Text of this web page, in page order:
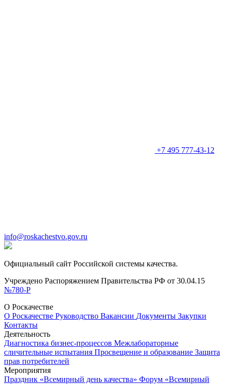
+7 495 777-43-12
info@roskachestvo.gov.ru
Официальный сайт Российской системы качества.
Учреждено Распоряжением Правительства РФ от 30.04.15
№780-Р
О Роскачестве
О Роскачестве Руководство Вакансии Документы Закупки
Контакты
Деятельность
Диагностика бизнес-процессов Межлабораторные
сличительные испытания Просвещение и образование Защита
прав потребителей
Мероприятия
Праздник «Всемирный день качества» Форум «Всемирный